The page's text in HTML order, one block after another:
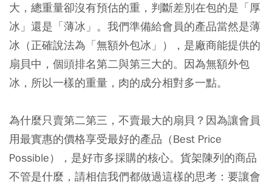
大，總重量卻沒有預估的重，判斷差別在包的是「厚
冰」還是「薄冰」。我們準備給會員的產品當然是薄
冰（正確說法為「無額外包冰」），是廠商能提供的
扇貝中，個頭排名第二與第三大的。因為無額外包
冰，所以一樣的重量，肉的成分相對多一點。
為什麼只賣第二第三，不賣最大的扇貝？因為讓會員
用最實惠的價格享受最好的產品（Best Price
Possible），是好市多採購的核心。貨架陳列的商品
不管是什麼，請相信我們都做過這樣的思考：要讓會